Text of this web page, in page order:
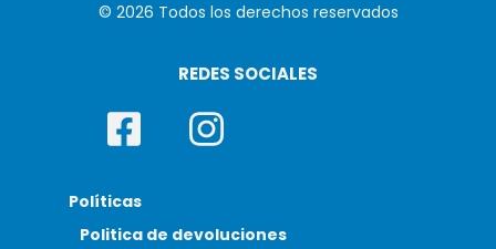
© 2026 Todos los derechos reservados
REDES SOCIALES
Políticas
Politica de devoluciones